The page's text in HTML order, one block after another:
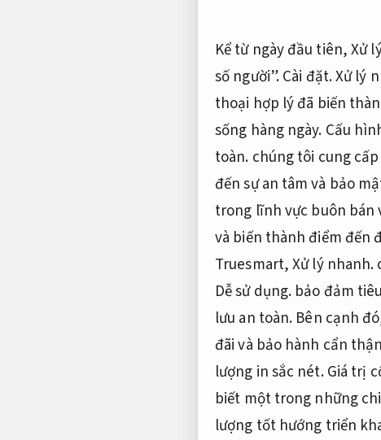
Kể từ ngày đầu tiên,Xử
số người”.Cài đặt.Xử lý
thoại hợp lý đã biến
sống hàng ngày. Cấu
toàn. chúng tôi cung
đến sự an tâm và bảo
trong lĩnh vực buôn
và biến thành điểm đến
Truesmart,Xử lý nhanh.
Dễ sử dụng. bảo đảm
lưu an toàn. Bên cạnh
đãi và bảo hành cẩn
lượng in sắc nét.Giá trị
biết một trong những
lượng tốt hướng triển